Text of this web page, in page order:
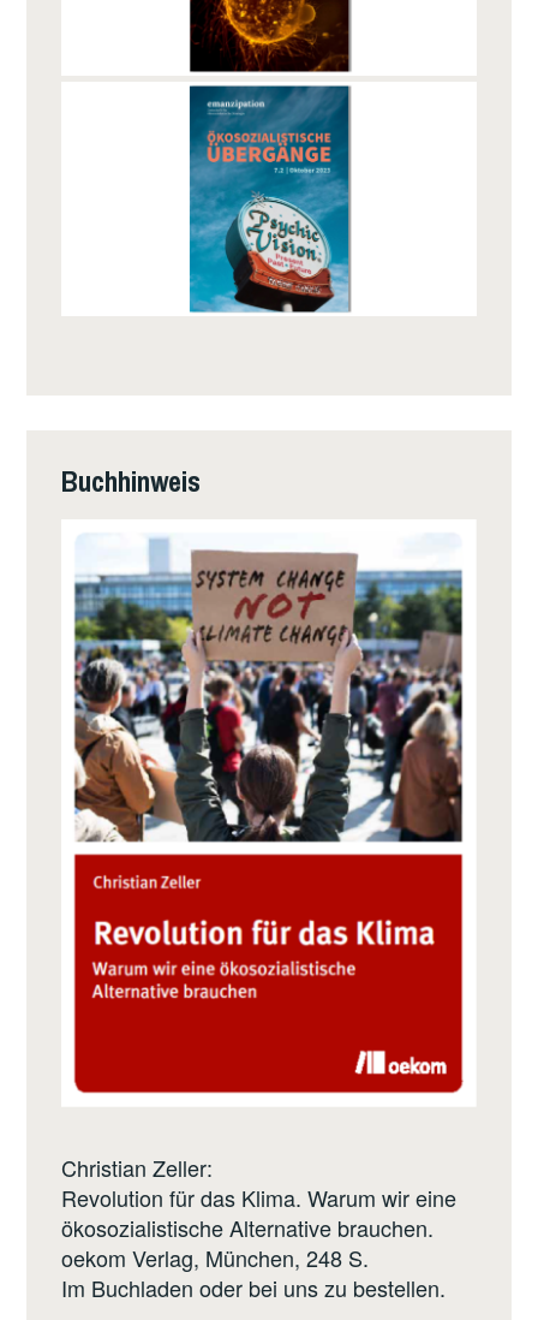
Buchhinweis
Christian Zeller:
Revolution für das Klima. Warum wir eine
ökosozialistische Alternative brauchen.
oekom Verlag, München, 248 S.
Im Buchladen oder bei uns zu bestellen.